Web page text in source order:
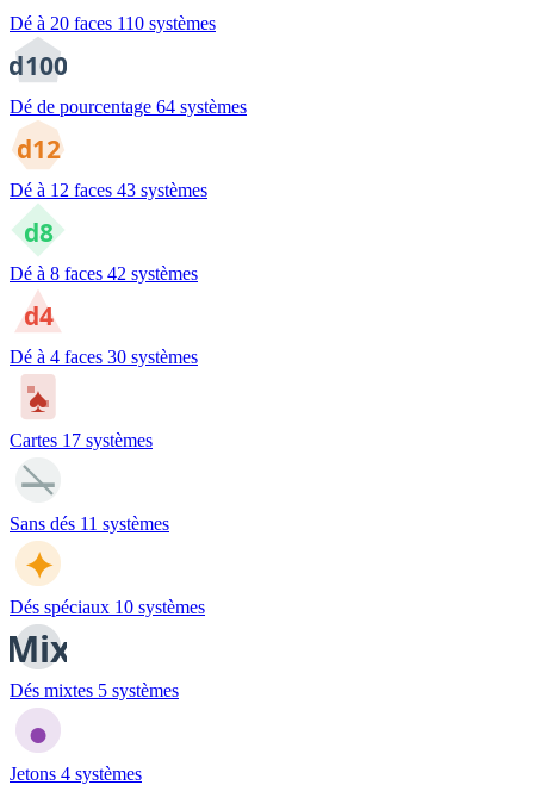
Dé à 20 faces 110 systèmes
d100
Dé de pourcentage 64 systèmes
d12
Dé à 12 faces 43 systèmes
d8
Dé à 8 faces 42 systèmes
d4
Dé à 4 faces 30 systèmes
♠
Cartes 17 systèmes
—
Sans dés 11 systèmes
✦
Dés spéciaux 10 systèmes
Mix
Dés mixtes 5 systèmes
●
Jetons 4 systèmes